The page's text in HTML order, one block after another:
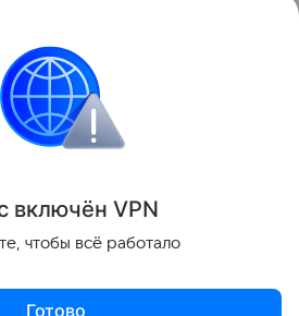
включён VPN
чтобы всё работало
Готово